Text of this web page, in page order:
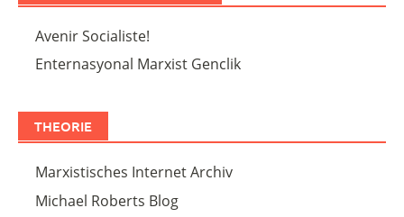
Avenir Socialiste!
Enternasyonal Marxist Genclik
THEORIE
Marxistisches Internet Archiv
Michael Roberts Blog